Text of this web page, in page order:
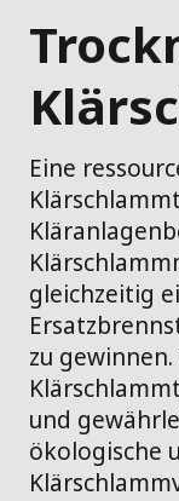
Eine
gleichzeitig
zu
und
ökologische